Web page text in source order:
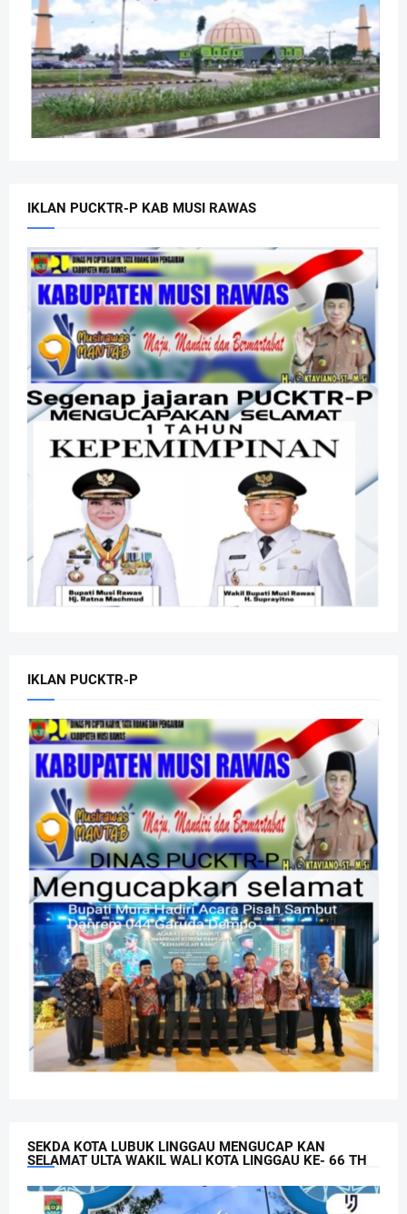
IKLAN PUCKTR-P KAB MUSI RAWAS
IKLAN PUCKTR-P
SEKDA KOTA LUBUK LINGGAU MENGUCAP KAN
SELAMAT ULTA WAKIL WALI KOTA LINGGAU KE- 66 TH